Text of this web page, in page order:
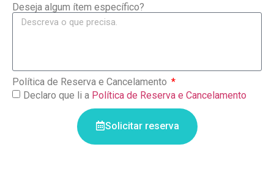
Deseja algum ítem específico?
Política de Reserva e Cancelamento
Declaro que li a Política de Reserva e Cancelamento
Solicitar reserva